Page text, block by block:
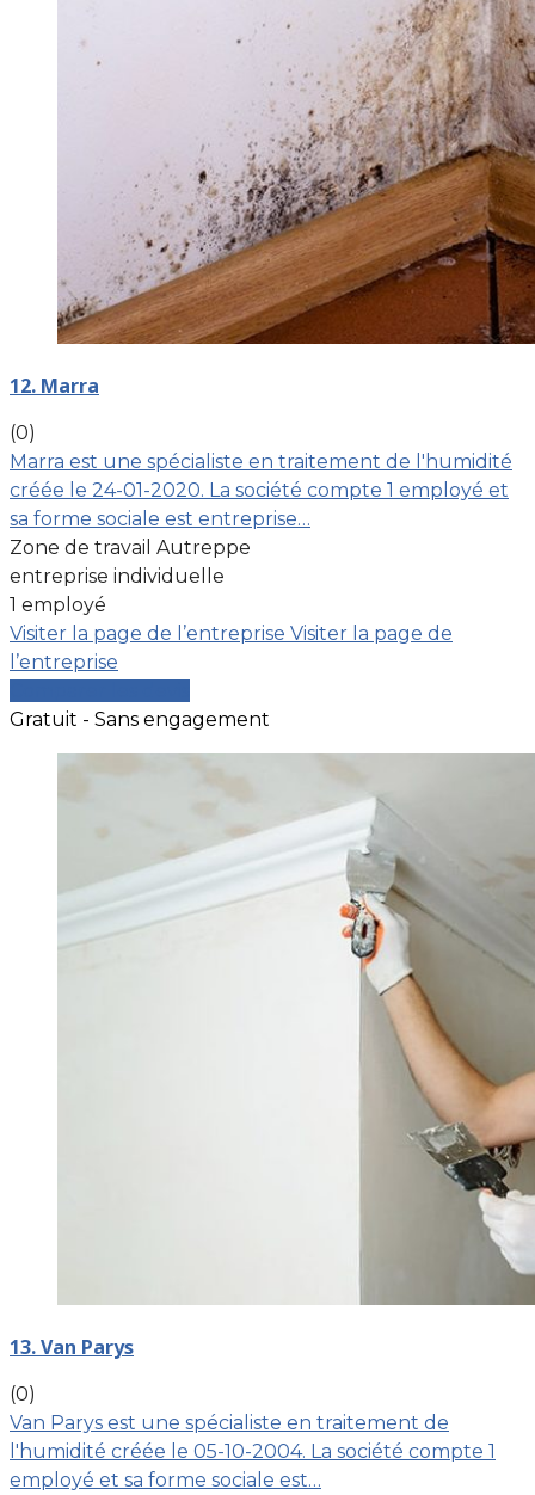
12. Marra
(0)
Marra est une spécialiste en traitement de l'humidité
créée le 24-01-2020. La société compte 1 employé et
sa forme sociale est entreprise…
Zone de travail Autreppe
entreprise individuelle
1 employé
Visiter la page de l’entreprise Visiter la page de
l’entreprise
Gratuit - Sans engagement
13. Van Parys
(0)
Van Parys est une spécialiste en traitement de
l'humidité créée le 05-10-2004. La société compte 1
employé et sa forme sociale est…